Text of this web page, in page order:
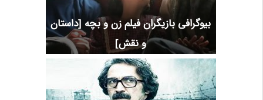
بیوگرافی بازیگران فیلم زن و بچه [داستان
و نقش]